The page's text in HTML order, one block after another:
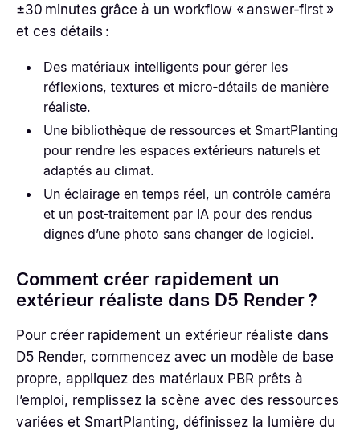
±30 minutes grâce à un workflow « answer‑first »
et ces détails :
Des matériaux intelligents pour gérer les
réflexions, textures et micro‑détails de manière
réaliste.
Une bibliothèque de ressources et SmartPlanting
pour rendre les espaces extérieurs naturels et
adaptés au climat.
Un éclairage en temps réel, un contrôle caméra
et un post‑traitement par IA pour des rendus
dignes d’une photo sans changer de logiciel.
Comment créer rapidement un
extérieur réaliste dans D5 Render ?
Pour créer rapidement un extérieur réaliste dans
D5 Render, commencez avec un modèle de base
propre, appliquez des matériaux PBR prêts à
l’emploi, remplissez la scène avec des ressources
variées et SmartPlanting, définissez la lumière du